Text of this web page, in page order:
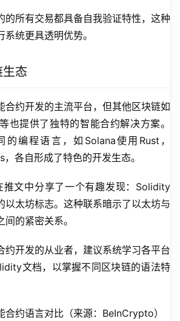
的所有交易都具备自我验证特性，这种
统更具透明优势。
态
合约开发的主流平台，但其他区块链如
也提供了独特的智能合约解决方案。
编程语言，如Solana使用Rust，
各自形成了特色的开发生态。
推文中分享了一个有趣发现：Solidity
以太坊标志。这种联系暗示了以太坊与
的紧密关系。
约开发的从业者，建议系统学习各平台
文档，以掌握不同区块链的语法特
合约语言对比（来源：BeInCrypto）